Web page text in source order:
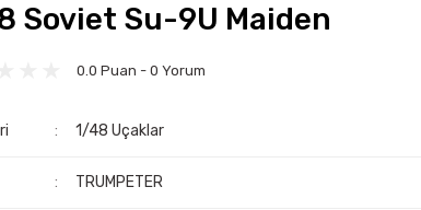
Soviet Su-9U Maiden
0.0 Puan - 0 Yorum
1/48 Uçaklar
TRUMPETER